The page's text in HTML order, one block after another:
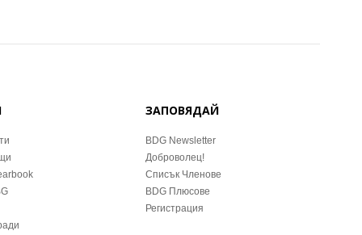
ЗАПОВЯДАЙ
BDG Newsletter
Доброволец!
Списък Членове
BDG Плюсове
Регистрация